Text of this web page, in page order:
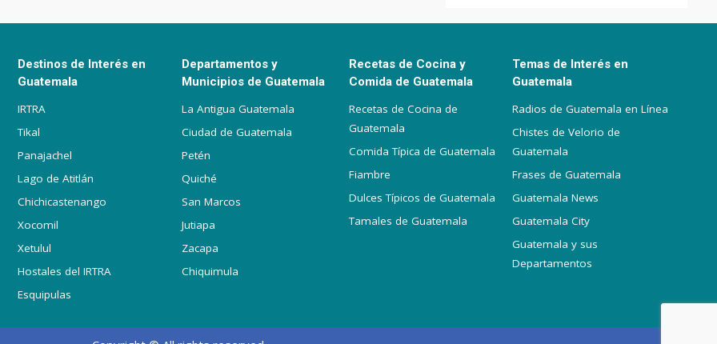
Destinos de Interés en
Guatemala
IRTRA
Tikal
Panajachel
Lago de Atitlán
Chichicastenango
Xocomil
Xetulul
Hostales del IRTRA
Esquipulas
Departamentos y
Municipios de Guatemala
La Antigua Guatemala
Ciudad de Guatemala
Petén
Quiché
San Marcos
Jutiapa
Zacapa
Chiquimula
Recetas de Cocina y
Comida de Guatemala
Recetas de Cocina de
Guatemala
Comida Típica de Guatemala
Fiambre
Dulces Típicos de Guatemala
Tamales de Guatemala
Temas de Interés en
Guatemala
Radios de Guatemala en Línea
Chistes de Velorio de
Guatemala
Frases de Guatemala
Guatemala News
Guatemala City
Guatemala y sus
Departamentos